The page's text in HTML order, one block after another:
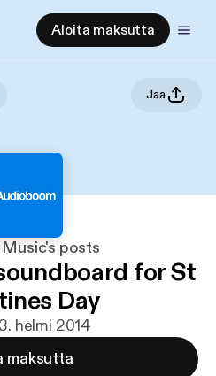
Aloita maksutta
Jaa
posts
for St
Day
helmi 2014
maksutta